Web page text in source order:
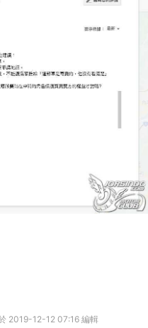
2019-12-12 07:16 編輯